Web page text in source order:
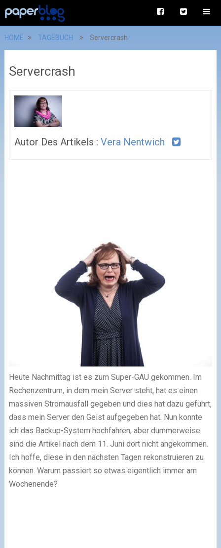
HOME TAGEBUCH Servercrash
Servercrash
Autor Des Artikels : Vera Nentwich
Heute Nachmittag ist es zum Super-GAU gekommen. Im
Rechenzentrum, in dem mein Server steht, hat es einen
massiven Stromausfall gegeben und dies hat dazu geführt,
dass mein Server den Geist aufgegeben hat. Nun konnte
ich das Backup-System hochfahren, aber dummerweise
sind die Artikel nach dem 11. Juni dort nicht angekommen.
Ich hoffe, diese in den nächsten Tagen rekonstruieren zu
können. Warum passiert so etwas eigentlich immer am
Wochenende?